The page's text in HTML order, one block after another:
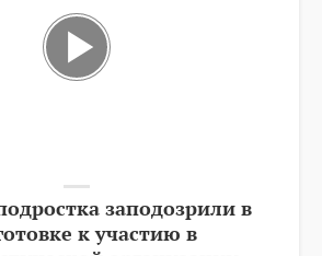
заподозрили в
к участию в